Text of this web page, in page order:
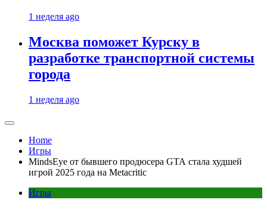
1 неделя ago
Москва поможет Курску в
разработке транспортной системы
города
1 неделя ago
Home
Игры
MindsEye от бывшего продюсера GTA стала худшей
игрой 2025 года на Metacritic
Игры